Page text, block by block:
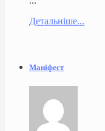
Детальніше...
Маніфест